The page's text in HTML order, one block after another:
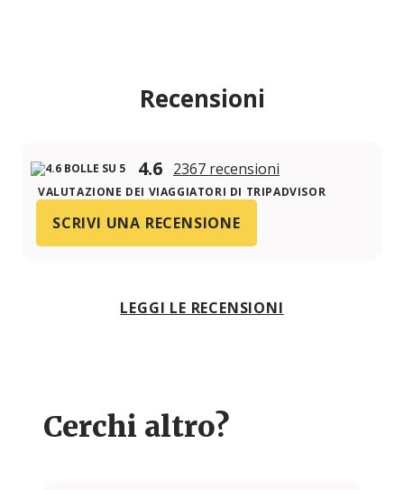
Recensioni
4.6 2367 recensioni
VALUTAZIONE DEI VIAGGIATORI DI TRIPADVISOR
SCRIVI UNA RECENSIONE
LEGGI LE RECENSIONI
Cerchi altro?